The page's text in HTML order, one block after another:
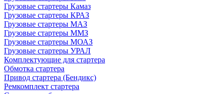
Грузовые стартеры Камаз
Грузовые стартеры КРАЗ
Грузовые стартеры МАЗ
Грузовые стартеры ММЗ
Грузовые стартеры МОАЗ
Грузовые стартеры УРАЛ
Комплектующие для стартера
Обмотка стартера
Привод стартера (Бендикс)
Ремкомплект стартера